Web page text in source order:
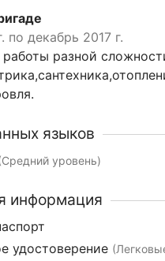
по декабрь 2017 г.
разной
языков
уровень)
информация
удостоверение